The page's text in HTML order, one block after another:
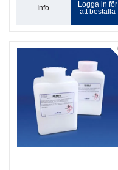
Info
Logga in för
att beställa